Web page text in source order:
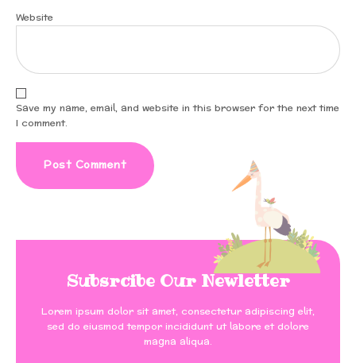
Website
Save my name, email, and website in this browser for the next time
I comment.
Subsrcibe Our Newletter
Lorem ipsum dolor sit amet, consectetur adipiscing elit,
sed do eiusmod tempor incididunt ut labore et dolore
magna aliqua.